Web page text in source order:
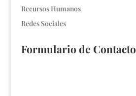
Recursos Humanos
Redes Sociales
Formulario de Contacto